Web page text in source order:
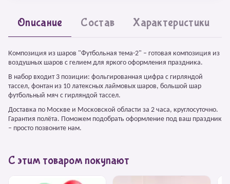
Описание Состав Характеристики
Композиция из шаров "Футбольная тема-2" – готовая композиция из
воздушных шаров с гелием для яркого оформления праздника.
В набор входит 3 позиции: фольгированная цифра с гирляндой
тассел, фонтан из 10 латексных лаймовых шаров, большой шар
футбольный мяч с гирляндой тассел.
Доставка по Москве и Московской области за 2 часа, круглосуточно.
Гарантия полёта. Поможем подобрать оформление под ваш праздник
– просто позвоните нам.
С этим товаром покупают